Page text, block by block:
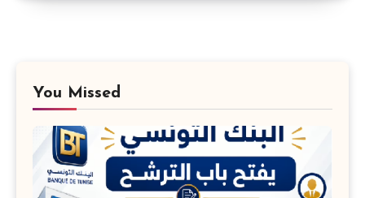
You Missed